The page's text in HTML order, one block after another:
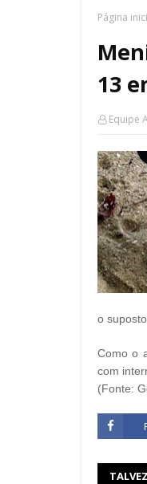
Página
13
Equipe
o
Como o
com
(Fonte: